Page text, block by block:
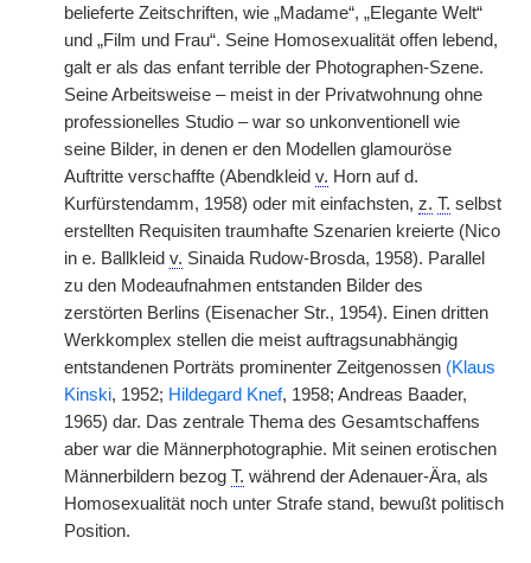
belieferte Zeitschriften, wie „Madame“, „Elegante Welt“
und „Film und Frau“. Seine Homosexualität offen lebend,
galt er als das enfant terrible der Photographen-Szene.
Seine Arbeitsweise – meist in der Privatwohnung ohne
professionelles Studio – war so unkonventionell wie
seine Bilder, in denen er den Modellen glamouröse
Auftritte verschaffte (Abendkleid v. Horn auf d.
Kurfürstendamm, 1958) oder mit einfachsten, z. T. selbst
erstellten Requisiten traumhafte Szenarien kreierte (Nico
in e. Ballkleid v. Sinaida Rudow-Brosda, 1958). Parallel
zu den Modeaufnahmen entstanden Bilder des
zerstörten Berlins (Eisenacher Str., 1954). Einen dritten
Werkkomplex stellen die meist auftragsunabhängig
entstandenen Porträts prominenter Zeitgenossen (Klaus
Kinski, 1952; Hildegard Knef, 1958; Andreas Baader,
1965) dar. Das zentrale Thema des Gesamtschaffens
aber war die Männerphotographie. Mit seinen erotischen
Männerbildern bezog T. während der Adenauer-Ära, als
Homosexualität noch unter Strafe stand, bewußt politisch
Position.